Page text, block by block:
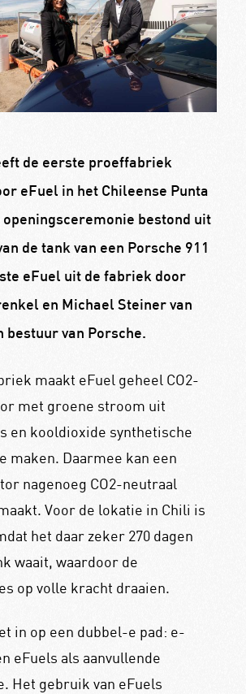
de eerste proeffabriek
eFuel in het Chileense Punta
openingsceremonie bestond uit
de tank van een Porsche 911
eFuel uit de fabriek door
en Michael Steiner van
bestuur van Porsche.
maakt eFuel geheel CO2-
met groene stroom uit
en kooldioxide synthetische
maken. Daarmee kan een
nagenoeg CO2-neutraal
Voor de lokatie in Chili is
het daar zeker 270 dagen
waait, waardoor de
op volle kracht draaien.
in op een dubbel-e pad: e-
eFuels als aanvullende
Het gebruik van eFuels